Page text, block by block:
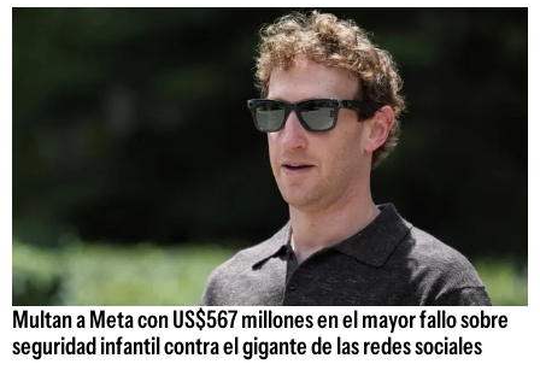
Multan a Meta con US$567 millones en el mayor fallo sobre
seguridad infantil contra el gigante de las redes sociales